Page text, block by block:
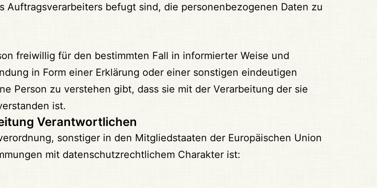
befugt sind, die personenbezogenen Daten zu
freiwillig für den bestimmten Fall in informierter Weise und
in Form einer Erklärung oder einer sonstigen eindeutigen
Person zu verstehen gibt, dass sie mit der Verarbeitung der sie
ist.
Verantwortlichen
sonstiger in den Mitgliedstaaten der Europäischen Union
mit datenschutzrechtlichem Charakter ist: